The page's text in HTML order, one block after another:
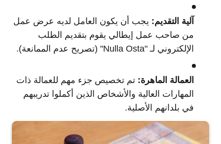
آلية التقديم:يجب أن يكون العامل لديه عرض عمل
من صاحب عمل إيطالي يقوم بتقديم الطلب
الإلكتروني لـ "Nulla Osta" (تصريح عدم الممانعة).
العمالة الماهرة: تم تخصيص جزء مهم للعمالة ذات
المهارات العالية والأشخاص الذين أكملوا تدريبهم
في بلدانهم الأصلية.